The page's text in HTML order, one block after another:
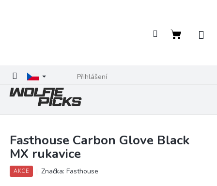
Přihlášení
Nákupní
Fasthouse Carbon Glove Black
MX rukavice
AKCE Značka: Fasthouse